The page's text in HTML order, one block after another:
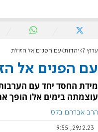
ערוץ 7 יהדות עם הפנים אל הזולת
עם הפנים אל
מידת החסד יחד עם
עוצמתה בימים אלו הופך
הרב אברהם בלס
29.12.23, 9:55